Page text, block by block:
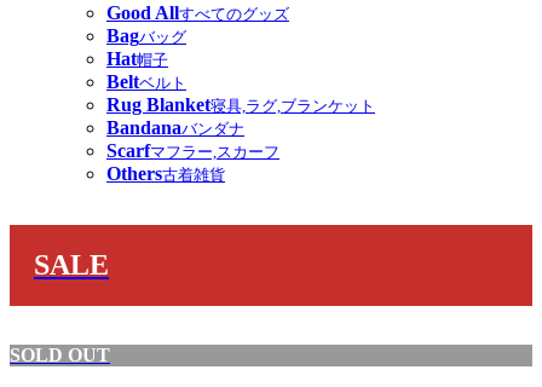
Good Allすべてのグッズ
Bagバッグ
Hat帽子
Beltベルト
Rug Blanket寝具,ラグ,ブランケット
Bandanaバンダナ
Scarfマフラー,スカーフ
Others古着雑貨
SALE
SOLD OUT